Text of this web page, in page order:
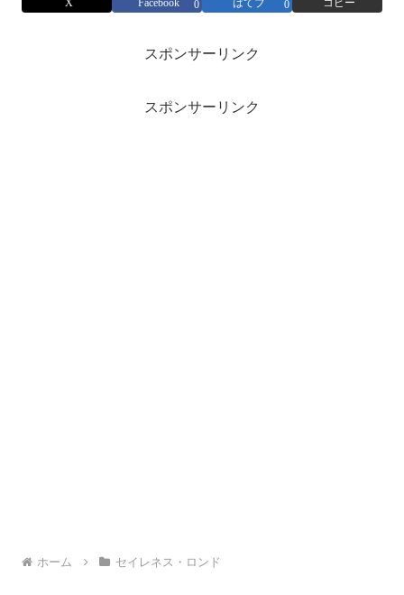
0 0
スポンサーリンク
スポンサーリンク
ホーム セイレネス・ロンド